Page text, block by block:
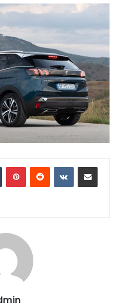
Tumblr PinterestReddit VKontakteE-Posta ile paylaş